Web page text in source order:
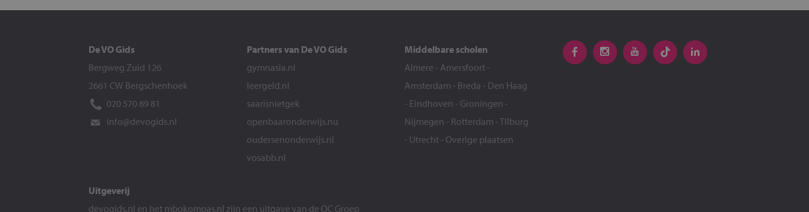
De VO Gids
Bergweg Zuid 126
2661 CW Bergschenhoek
020 570 89 81
info@devogids.nl
Partners van De VO Gids
gymnasia.nl
leergeld.nl
saarisnietgek
openbaaronderwijs.nu
oudersenonderwijs.nl
vosabb.nl
Middelbare scholen
Almere - Amersfoort -
Amsterdam - Breda - Den Haag
- Eindhoven - Groningen -
Nijmegen - Rotterdam -Tilburg
- Utrecht - Overige plaatsen
Uitgeverij
devogids.nl en het mbokompas.nl zijn een uitgave van de OC Groep